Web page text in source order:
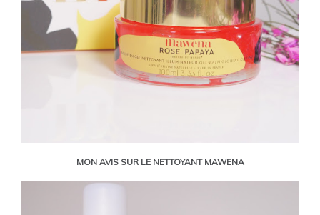
MON AVIS SUR LE NETTOYANT MAWENA